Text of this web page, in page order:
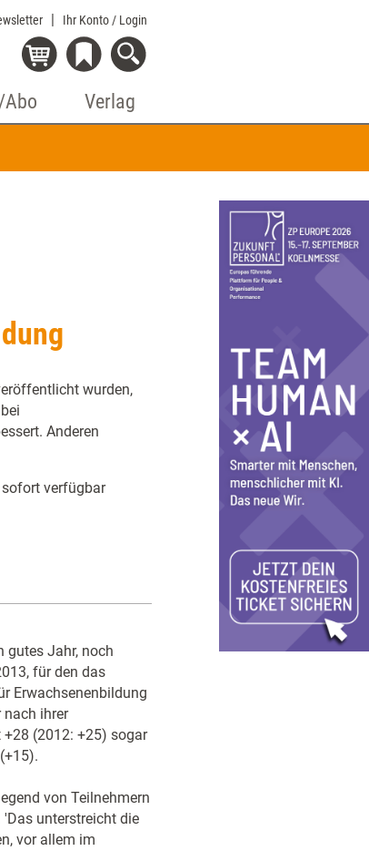
Ihr Konto / Login
Verlag
wurden,
Anderen
sofort verfügbar
gutes Jahr, noch
für den das
Erwachsenenbildung
nach ihrer
(2012: +25) sogar
von Teilnehmern
unterstreicht die
vor allem im